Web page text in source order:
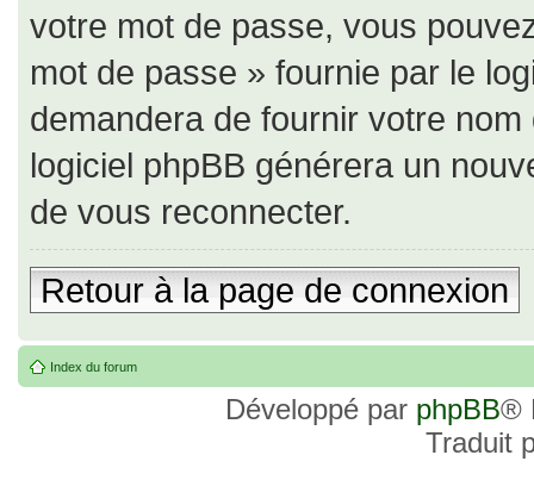
votre mot de passe, vous
mot de passe » fournie par le
demandera de fournir votre
logiciel phpBB générera un
de vous reconnecter.
Retour à la page de connexion
Index du forum
Développé par phpBB®
Traduit